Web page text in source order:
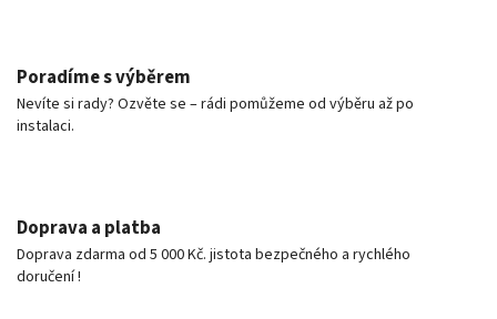
Poradíme s výběrem
Nevíte si rady? Ozvěte se – rádi pomůžeme od výběru až po
instalaci.
Doprava a platba
Doprava zdarma od 5 000 Kč. jistota bezpečného a rychlého
doručení !